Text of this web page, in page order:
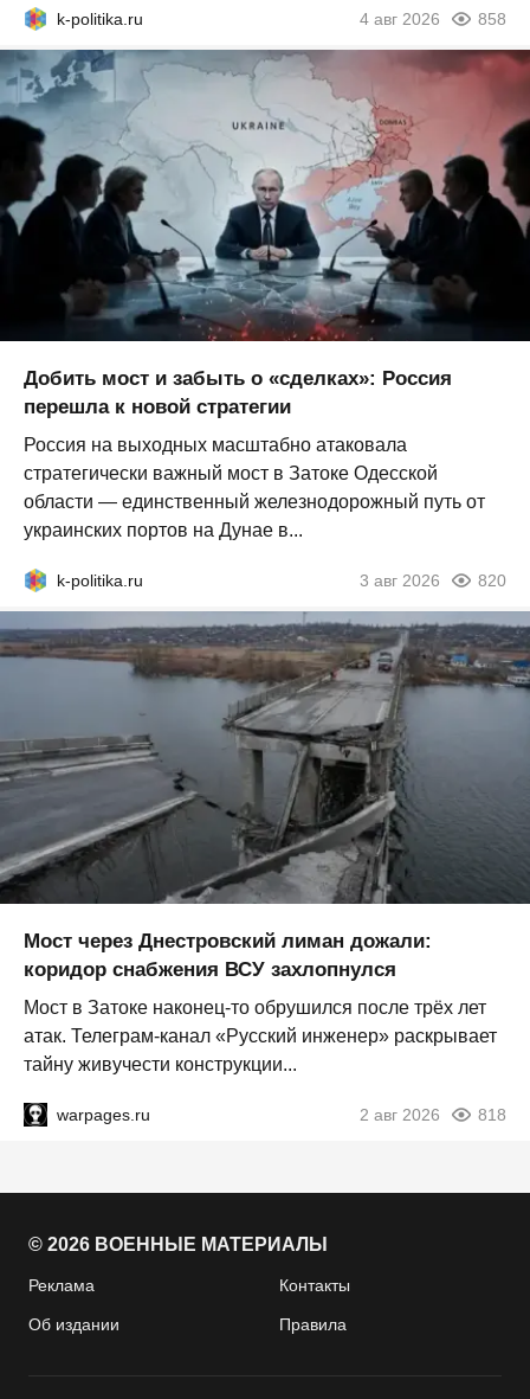
k-politika.ru 4 авг 2026 858
Добить мост и забыть о «сделках»: Россия
перешла к новой стратегии
Россия на выходных масштабно атаковала
стратегически важный мост в Затоке Одесской
области — единственный железнодорожный путь от
украинских портов на Дунае в...
k-politika.ru 3 авг 2026 820
Мост через Днестровский лиман дожали:
коридор снабжения ВСУ захлопнулся
Мост в Затоке наконец-то обрушился после трёх лет
атак. Телеграм-канал «Русский инженер» раскрывает
тайну живучести конструкции...
warpages.ru 2 авг 2026 818
© 2026 ВОЕННЫЕ МАТЕРИАЛЫ
Реклама Контакты
Об издании Правила